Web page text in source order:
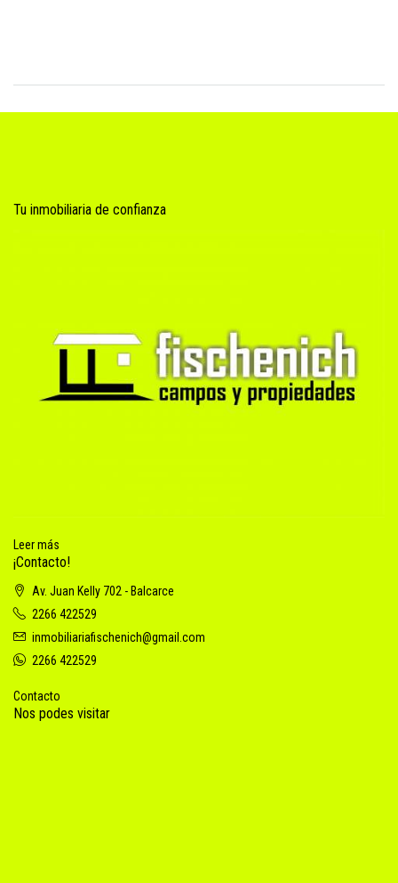
Tu inmobiliaria de confianza
Leer más
¡Contacto!
Av. Juan Kelly 702 - Balcarce
2266 422529
inmobiliariafischenich@gmail.com
2266 422529
Contacto
Nos podes visitar